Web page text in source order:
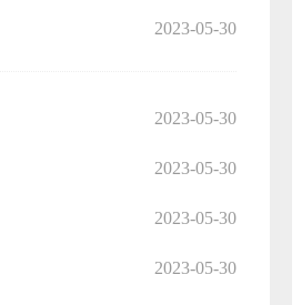
2023-05-30
2023-05-30
2023-05-30
2023-05-30
2023-05-30